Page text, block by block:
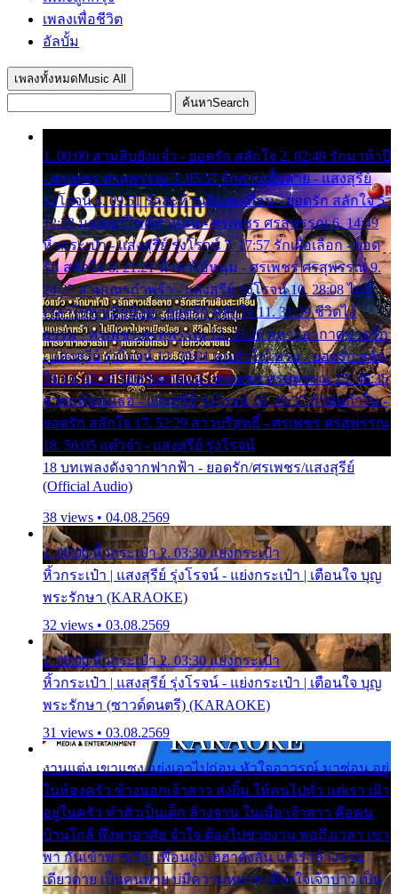
เพลงเพื่อชีวิต
อัลบั้ม
เพลงทั้งหมด Music All
ค้นหาSearch
1. 00:00 สามสิบยังแจ๋ว - ยอดรัก สลักใจ 2. 02:49 รักมาห้าปี
- ศรเพชร ศรสุพรรณ 3. 05:57 รักสาวเสื้อลาย - แสงสุรีย์
รุ่งโรจน์ 4. 09:51 รักสะท้านดินสะเทือน - ยอดรัก สลักใจ 5.
12:23 มอเตอร์ไซค์ทำหล่น - ศรเพชร ศรสุพรรณ 6. 14:49
หิ้วกระเป๋า - แสงสุรีย์ รุ่งโรจน์ 7. 17:57 รักเผื่อเลือก - ยอด
รัก สลักใจ 8. 21:21 น้ำตาไอ้หนุ่ม - ศรเพชร ศรสุพรรณ 9.
24:27 สามเณรกำพร้า - แสงสุรีย์ รุ่งโรจน์ 10. 28:08 ไม่มี
เวลาไปหาเมียน้อย - ยอดรัก สลักใจ 11. 31:29 ชีวิตไอ้
ธรรม - ศรเพชร ศรสุพรรณ 12. 35:26 ทหารอากาศขาดรัก
- แสงสุรีย์ รุ่งโรจน์ 13. 39:01 คนหัวใจโทรม - ยอดรัก สลัก
ใจ 14. 42:49 ไอ้หวังตายแน่ - ศรเพชร ศรสุพรรณ 15. 46:35
ธาตุแท้ของเธอ - แสงสุรีย์ รุ่งโรจน์ 16. 49:57 กำนันกำใน -
ยอดรัก สลักใจ 17. 52:29 สาวบริสุทธิ์ - ศรเพชร ศรสุพรรณ
18. 56:05 แต๋วจ๋า - แสงสุรีย์ รุ่งโรจน์
18 บทเพลงดังจากฟากฟ้า - ยอดรัก/ศรเพชร/แสงสุรีย์
(Official Audio)
38 views • 04.08.2569
1. 00:00 หิ้วกระเป๋า 2. 03:30 แย่งกระเป๋า
หิ้วกระเป๋า | แสงสุรีย์ รุ่งโรจน์ - แย่งกระเป๋า | เตือนใจ บุญ
พระรักษา (KARAOKE)
32 views • 03.08.2569
1. 00:00 หิ้วกระเป๋า 2. 03:30 แย่งกระเป๋า
หิ้วกระเป๋า | แสงสุรีย์ รุ่งโรจน์ - แย่งกระเป๋า | เตือนใจ บุญ
พระรักษา (ซาวด์ดนตรี) (KARAOKE)
31 views • 03.08.2569
งานแต่ง เขาแซง แย่งเอาไปก่อน หัวใจอาวรณ์ มาซ่อน อยู่
ในห้องครัว ข้างนอกเจ้าสาว ส่งยิ้ม ให้คนไปทั่ว แต่เรา เฝ้า
อยู่ในครัว ทำตัวเป็นเด็ก ล้างจาน ในเมื่อ เจ้าสาว คือคน
บ้านใกล้ พึ่งพาอาศัย จำใจ ต้องไปช่วยงาน พอถึงเวลา เขา
พา กันเข้าพาขวัญ เพื่อนฝูง เฮฮาดังลั่น แต่เราล้างจาน
เดียวดาย เป็นคนพ่าย บ่มีความหมาย เคียงใจเจ้าบ่าว เป็น